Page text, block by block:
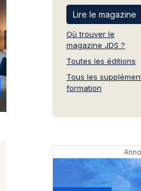
Lire le magazine
Où trouver le
magazine JDS ?
Toutes les éditions
Tous les
formation